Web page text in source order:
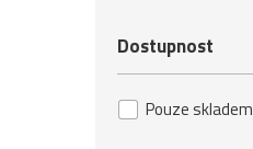
Dostupnost
Pouze skladem